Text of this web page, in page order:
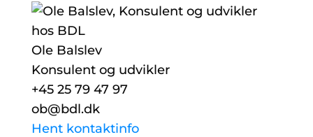
Ole Balslev
Konsulent og udvikler
+45 25 79 47 97
ob@bdl.dk
Hent kontaktinfo